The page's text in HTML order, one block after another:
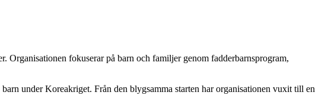
Organisationen fokuserar på barn och familjer genom fadderbarnsprogram,
under Koreakriget. Från den blygsamma starten har organisationen vuxit till en